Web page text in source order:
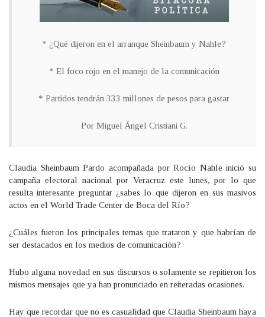
* ¿Qué dijeron en el arranque Sheinbaum y Nahle?
* El foco rojo en el manejo de la comunicación
* Partidos tendrán 333 millones de pesos para gastar
Por Miguel Ángel Cristiani G.
Claudia Sheinbaum Pardo acompañada por Rocío Nahle inició su
campaña electoral nacional por Veracruz este lunes, por lo que
resulta interesante preguntar ¿sabes lo que dijeron en sus masivos
actos en el World Trade Center de Boca del Río?
¿Cuáles fueron los principales temas que trataron y que habrían de
ser destacados en los medios de comunicación?
Hubo alguna novedad en sus discursos o solamente se repitieron los
mismos mensajes que ya han pronunciado en reiteradas ocasiones.
Hay que recordar que no es casualidad que Claudia Sheinbaum haya